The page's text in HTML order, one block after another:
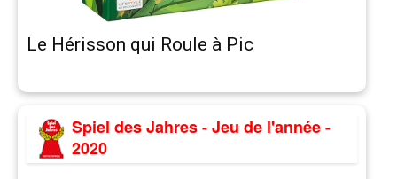
Le Hérisson qui Roule à Pic
Spiel des Jahres - Jeu de l'année -
2020